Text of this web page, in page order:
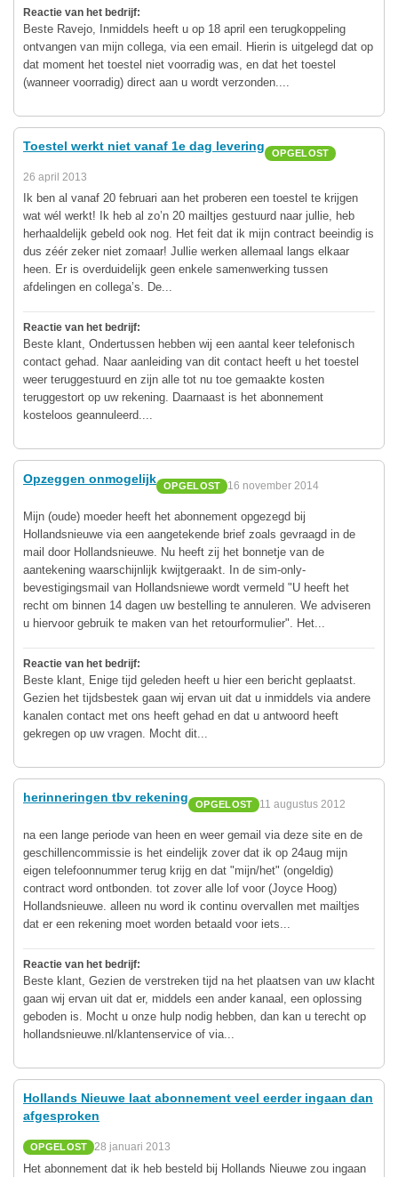
Reactie van het bedrijf:
Beste Ravejo, Inmiddels heeft u op 18 april een terugkoppeling
ontvangen van mijn collega, via een email. Hierin is uitgelegd dat op
dat moment het toestel niet voorradig was, en dat het toestel
(wanneer voorradig) direct aan u wordt verzonden....
Toestel werkt niet vanaf 1e dag levering OPGELOST
26 april 2013
Ik ben al vanaf 20 februari aan het proberen een toestel te krijgen
wat wél werkt! Ik heb al zo’n 20 mailtjes gestuurd naar jullie, heb
herhaaldelijk gebeld ook nog. Het feit dat ik mijn contract beeindig is
dus zéér zeker niet zomaar! Jullie werken allemaal langs elkaar
heen. Er is overduidelijk geen enkele samenwerking tussen
afdelingen en collega’s. De...
Reactie van het bedrijf:
Beste klant, Ondertussen hebben wij een aantal keer telefonisch
contact gehad. Naar aanleiding van dit contact heeft u het toestel
weer teruggestuurd en zijn alle tot nu toe gemaakte kosten
teruggestort op uw rekening. Daarnaast is het abonnement
kosteloos geannuleerd....
Opzeggen onmogelijk OPGELOST 16 november 2014
Mijn (oude) moeder heeft het abonnement opgezegd bij
Hollandsnieuwe via een aangetekende brief zoals gevraagd in de
mail door Hollandsnieuwe. Nu heeft zij het bonnetje van de
aantekening waarschijnlijk kwijtgeraakt. In de sim-only-
bevestigingsmail van Hollandsniewe wordt vermeld "U heeft het
recht om binnen 14 dagen uw bestelling te annuleren. We adviseren
u hiervoor gebruik te maken van het retourformulier". Het...
Reactie van het bedrijf:
Beste klant, Enige tijd geleden heeft u hier een bericht geplaatst.
Gezien het tijdsbestek gaan wij ervan uit dat u inmiddels via andere
kanalen contact met ons heeft gehad en dat u antwoord heeft
gekregen op uw vragen. Mocht dit...
herinneringen tbv rekening OPGELOST 11 augustus 2012
na een lange periode van heen en weer gemail via deze site en de
geschillencommissie is het eindelijk zover dat ik op 24aug mijn
eigen telefoonnummer terug krijg en dat "mijn/het" (ongeldig)
contract word ontbonden. tot zover alle lof voor (Joyce Hoog)
Hollandsnieuwe. alleen nu word ik continu overvallen met mailtjes
dat er een rekening moet worden betaald voor iets...
Reactie van het bedrijf:
Beste klant, Gezien de verstreken tijd na het plaatsen van uw klacht
gaan wij ervan uit dat er, middels een ander kanaal, een oplossing
geboden is. Mocht u onze hulp nodig hebben, dan kan u terecht op
hollandsnieuwe.nl/klantenservice of via...
Hollands Nieuwe laat abonnement veel eerder ingaan dan
afgesproken
OPGELOST 28 januari 2013
Het abonnement dat ik heb besteld bij Hollands Nieuwe zou ingaan